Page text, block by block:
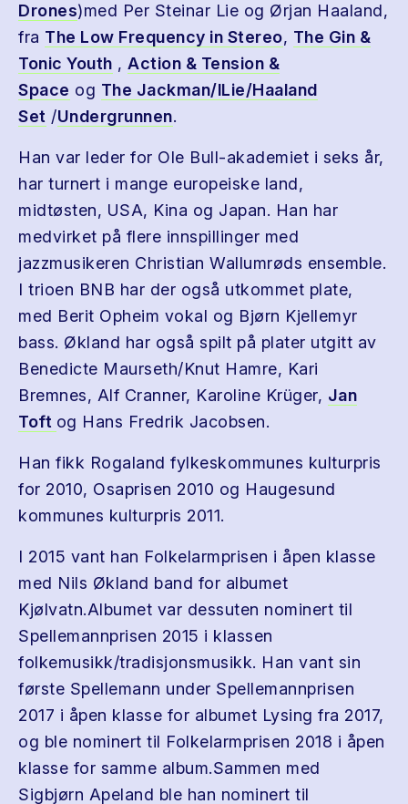
Drones)med Per Steinar Lie og Ørjan Haaland,
fra The Low Frequency in Stereo, The Gin &
Tonic Youth , Action & Tension &
Space og The Jackman/lLie/Haaland
Set /Undergrunnen.
Han var leder for Ole Bull-akademiet i seks år,
har turnert i mange europeiske land,
midtøsten, USA, Kina og Japan. Han har
medvirket på flere innspillinger med
jazzmusikeren Christian Wallumrøds ensemble.
I trioen BNB har der også utkommet plate,
med Berit Opheim vokal og Bjørn Kjellemyr
bass. Økland har også spilt på plater utgitt av
Benedicte Maurseth/Knut Hamre, Kari
Bremnes, Alf Cranner, Karoline Krüger, Jan
Toft og Hans Fredrik Jacobsen.
Han fikk Rogaland fylkeskommunes kulturpris
for 2010, Osaprisen 2010 og Haugesund
kommunes kulturpris 2011.
I 2015 vant han Folkelarmprisen i åpen klasse
med Nils Økland band for albumet
Kjølvatn.Albumet var dessuten nominert til
Spellemannprisen 2015 i klassen
folkemusikk/tradisjonsmusikk. Han vant sin
første Spellemann under Spellemannprisen
2017 i åpen klasse for albumet Lysing fra 2017,
og ble nominert til Folkelarmprisen 2018 i åpen
klasse for samme album.Sammen med
Sigbjørn Apeland ble han nominert til